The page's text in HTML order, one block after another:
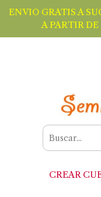
ENVIO GRATIS A
A PARTIR
CREAR